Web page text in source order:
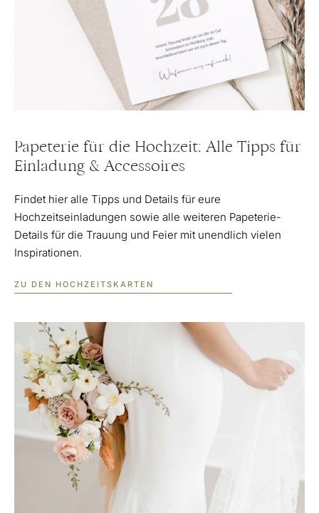
Papeterie für die Hochzeit: Alle Tipps für
Einladung & Accessoires
Findet hier alle Tipps und Details für eure
Hochzeitseinladungen sowie alle weiteren Papeterie-
Details für die Trauung und Feier mit unendlich vielen
Inspirationen.
ZU DEN HOCHZEITSKARTEN